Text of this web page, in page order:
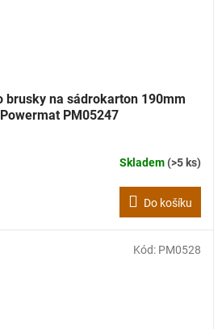
brusky na sádrokarton 190mm
PM05247
Skladem(>5 ks)
Do košíku
Kód: PM0528